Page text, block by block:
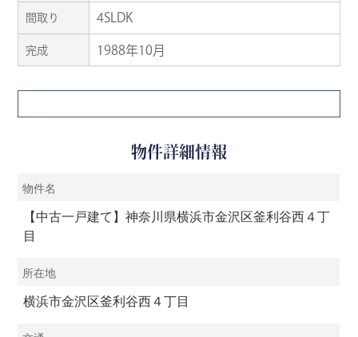
間取り 4SLDK
完成 1988年10月
物件詳細情報
物件名
【中古一戸建て】神奈川県横浜市金沢区釜利谷西４丁
目
所在地
横浜市金沢区釜利谷西４丁目